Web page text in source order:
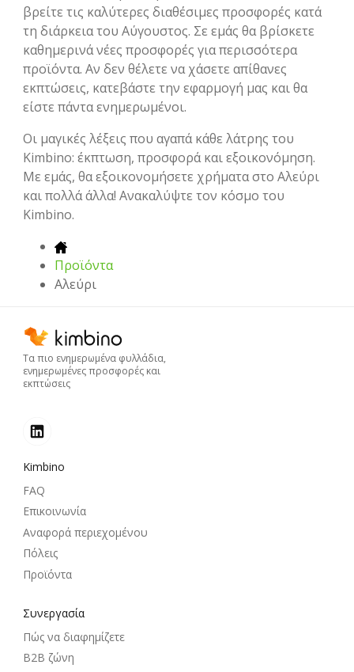
βρείτε τις καλύτερες διαθέσιμες προσφορές κατά
τη διάρκεια του Αύγουστος. Σε εμάς θα βρίσκετε
καθημερινά νέες προσφορές για περισσότερα
προϊόντα. Αν δεν θέλετε να χάσετε απίθανες
εκπτώσεις, κατεβάστε την εφαρμογή μας και θα
είστε πάντα ενημερωμένοι.
Οι μαγικές λέξεις που αγαπά κάθε λάτρης του
Kimbino: έκπτωση, προσφορά και εξοικονόμηση.
Με εμάς, θα εξοικονομήσετε χρήματα στο Αλεύρι
και πολλά άλλα! Ανακαλύψτε τον κόσμο του
Kimbino.
Προϊόντα
Αλεύρι
Τα πιο ενημερωμένα φυλλάδια,
ενημερωμένες προσφορές και
εκπτώσεις
Kimbino
FAQ
Επικοινωνία
Αναφορά περιεχομένου
Πόλεις
Προϊόντα
Συνεργασία
Πώς να διαφημίζετε
B2B ζώνη